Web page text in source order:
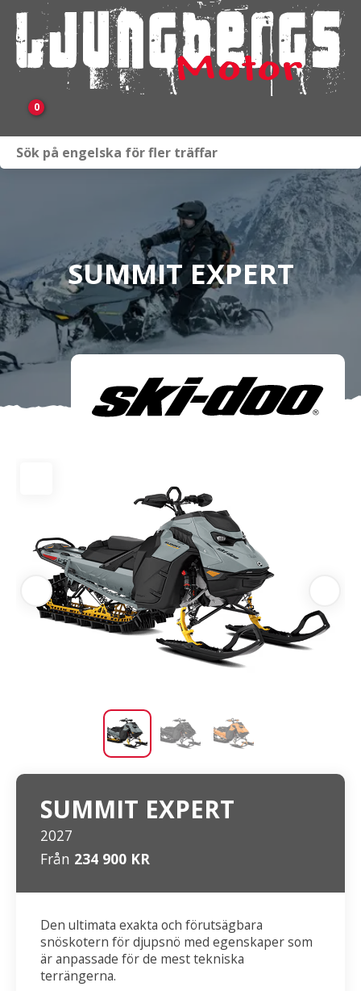
0
Fordon i lager
Verkstad
KAMPANJ
Släpvagnar & Skylift
Om oss
SUMMIT EXPERT
SUMMIT EXPERT
2027
Från 234 900 KR
Den ultimata exakta och förutsägbara
snöskotern för djupsnö med egenskaper som
är anpassade för de mest tekniska
terrängerna.